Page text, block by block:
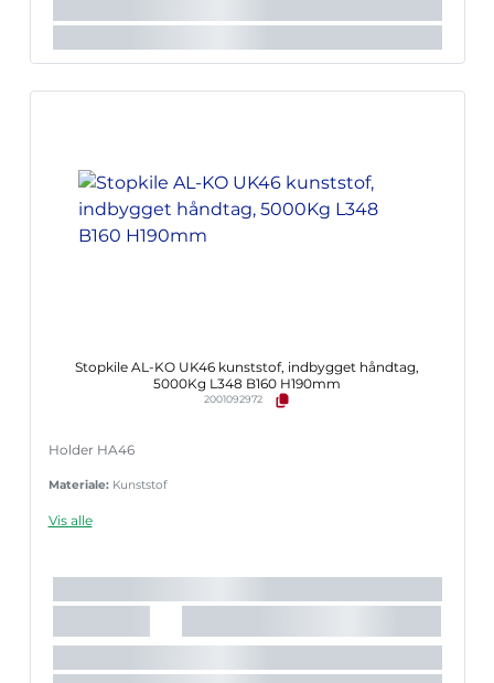
Stopkile AL-KO UK46 kunststof, indbygget håndtag,
5000Kg L348 B160 H190mm
2001092972
Holder HA46
Materiale: Kunststof
Vis alle